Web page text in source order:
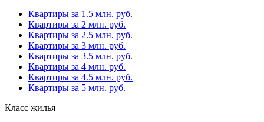
Квартиры за 1.5 млн. руб.
Квартиры за 2 млн. руб.
Квартиры за 2.5 млн. руб.
Квартиры за 3 млн. руб.
Квартиры за 3.5 млн. руб.
Квартиры за 4 млн. руб.
Квартиры за 4.5 млн. руб.
Квартиры за 5 млн. руб.
Класс жилья